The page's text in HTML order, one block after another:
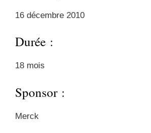
16 décembre 2010
Durée :
18 mois
Sponsor :
Merck